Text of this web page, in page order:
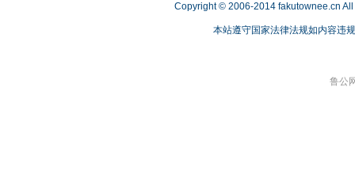
Copyright © 2006-2014 fakutownee.cn
本站遵守国家法律法规如内容违
鲁公